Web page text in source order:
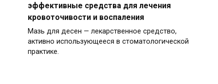
эффективные средства для лечения
кровоточивости и воспаления
Мазь для десен — лекарственное средство,
активно использующееся в стоматологической
практике.